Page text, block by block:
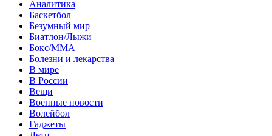
Аналитика
Баскетбол
Безумный мир
Биатлон/Лыжи
Бокс/MMA
Болезни и лекарства
В мире
В России
Вещи
Военные новости
Волейбол
Гаджеты